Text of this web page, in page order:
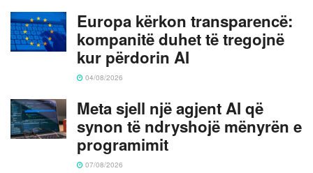
Europa kërkon transparencë:
kompanitë duhet të tregojnë
kur përdorin AI
04/08/2026
Meta sjell një agjent AI që
synon të ndryshojë mënyrën e
programimit
07/08/2026